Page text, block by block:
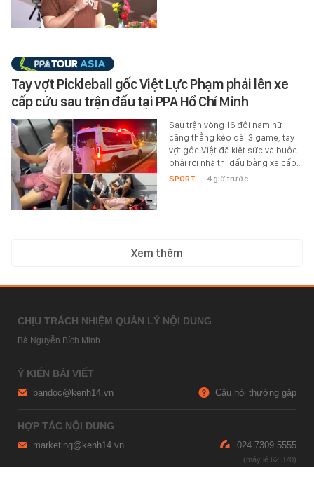
Tay vợt Pickleball gốc Việt Lực Phạm phải lên xe
cấp cứu sau trận đấu tại PPA Hồ Chí Minh
Sau trận vòng 16 đôi nam nữ
căng thẳng kéo dài 3 game, tay
vợt gốc Việt đã kiệt sức và buộc
phải rời nhà thi đấu bằng xe cấp…
SPORT - 4 giờ trước
Xem thêm
CHỊU TRÁCH NHIỆM QUẢN LÝ NỘI DUNG
Bà Nguyễn Bích Minh
Ý KIẾN BÀI VIẾT
bandoc@kenh14.vn Câu hỏi thường gặp
HỢP TÁC NỘI DUNG
marketing@kenh14.vn 024 7309 5555